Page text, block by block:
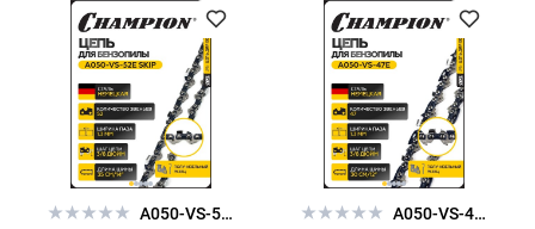
A050-VS-52E SKIP A050-VS-47E